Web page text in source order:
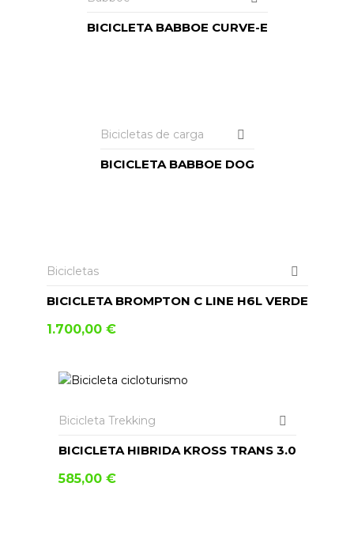
BICICLETA BABBOE CURVE-E
Bicicletas de carga
BICICLETA BABBOE DOG
Bicicletas
BICICLETA BROMPTON C LINE H6L VERDE
1.700,00 €
Bicicleta Trekking
BICICLETA HIBRIDA KROSS TRANS 3.0
585,00 €